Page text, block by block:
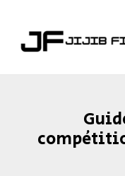
contenu
articles